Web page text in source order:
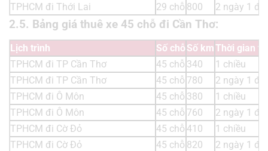
TPHCM đi Thới Lai 29 chỗ 800 2 ngày 1
2.5. Bảng giá thuê xe 45 chỗ đi Cần Thơ:
Lịch trình Số chỗ Số kmThời gian
TPHCM đi TP Cần Thơ
45 chỗ 340
1 chiều
TPHCM đi TP Cần Thơ
45 chỗ 780
2 ngày 1
TPHCM đi Ô Môn
45 chỗ 380
1 chiều
TPHCM đi Ô Môn
45 chỗ 760
2 ngày 1
TPHCM đi Cờ Đỏ
45 chỗ 410
1 chiều
TPHCM đi Cờ Đỏ
45 chỗ 820
2 ngày 1